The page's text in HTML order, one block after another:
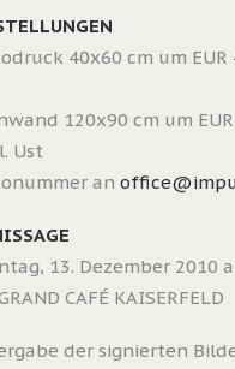
40x60 cm um EUR
120x90 cm um
Ust
an
13. Dezember 2010
CAFÉ KAISERFELD
der signierten